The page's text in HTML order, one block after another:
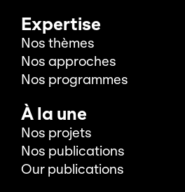
Expertise
Nos thèmes
Nos approches
Nos programmes
À la une
Nos projets
Nos publications
Our publications